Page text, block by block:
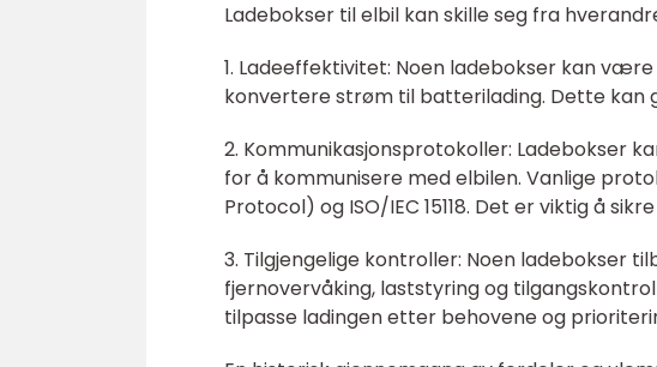
Ladebokser til elbil kan skille seg fra
1. Ladeeffektivitet: Noen ladebokser kan
konvertere strøm til batterilading. Dette kan
2. Kommunikasjonsprotokoller: Ladebokser
for å kommunisere med elbilen. Vanlige
Protocol) og ISO/IEC 15118. Det er viktig å
3. Tilgjengelige kontroller: Noen ladebokser
fjernovervåking, laststyring og
tilpasse ladingen etter behovene og